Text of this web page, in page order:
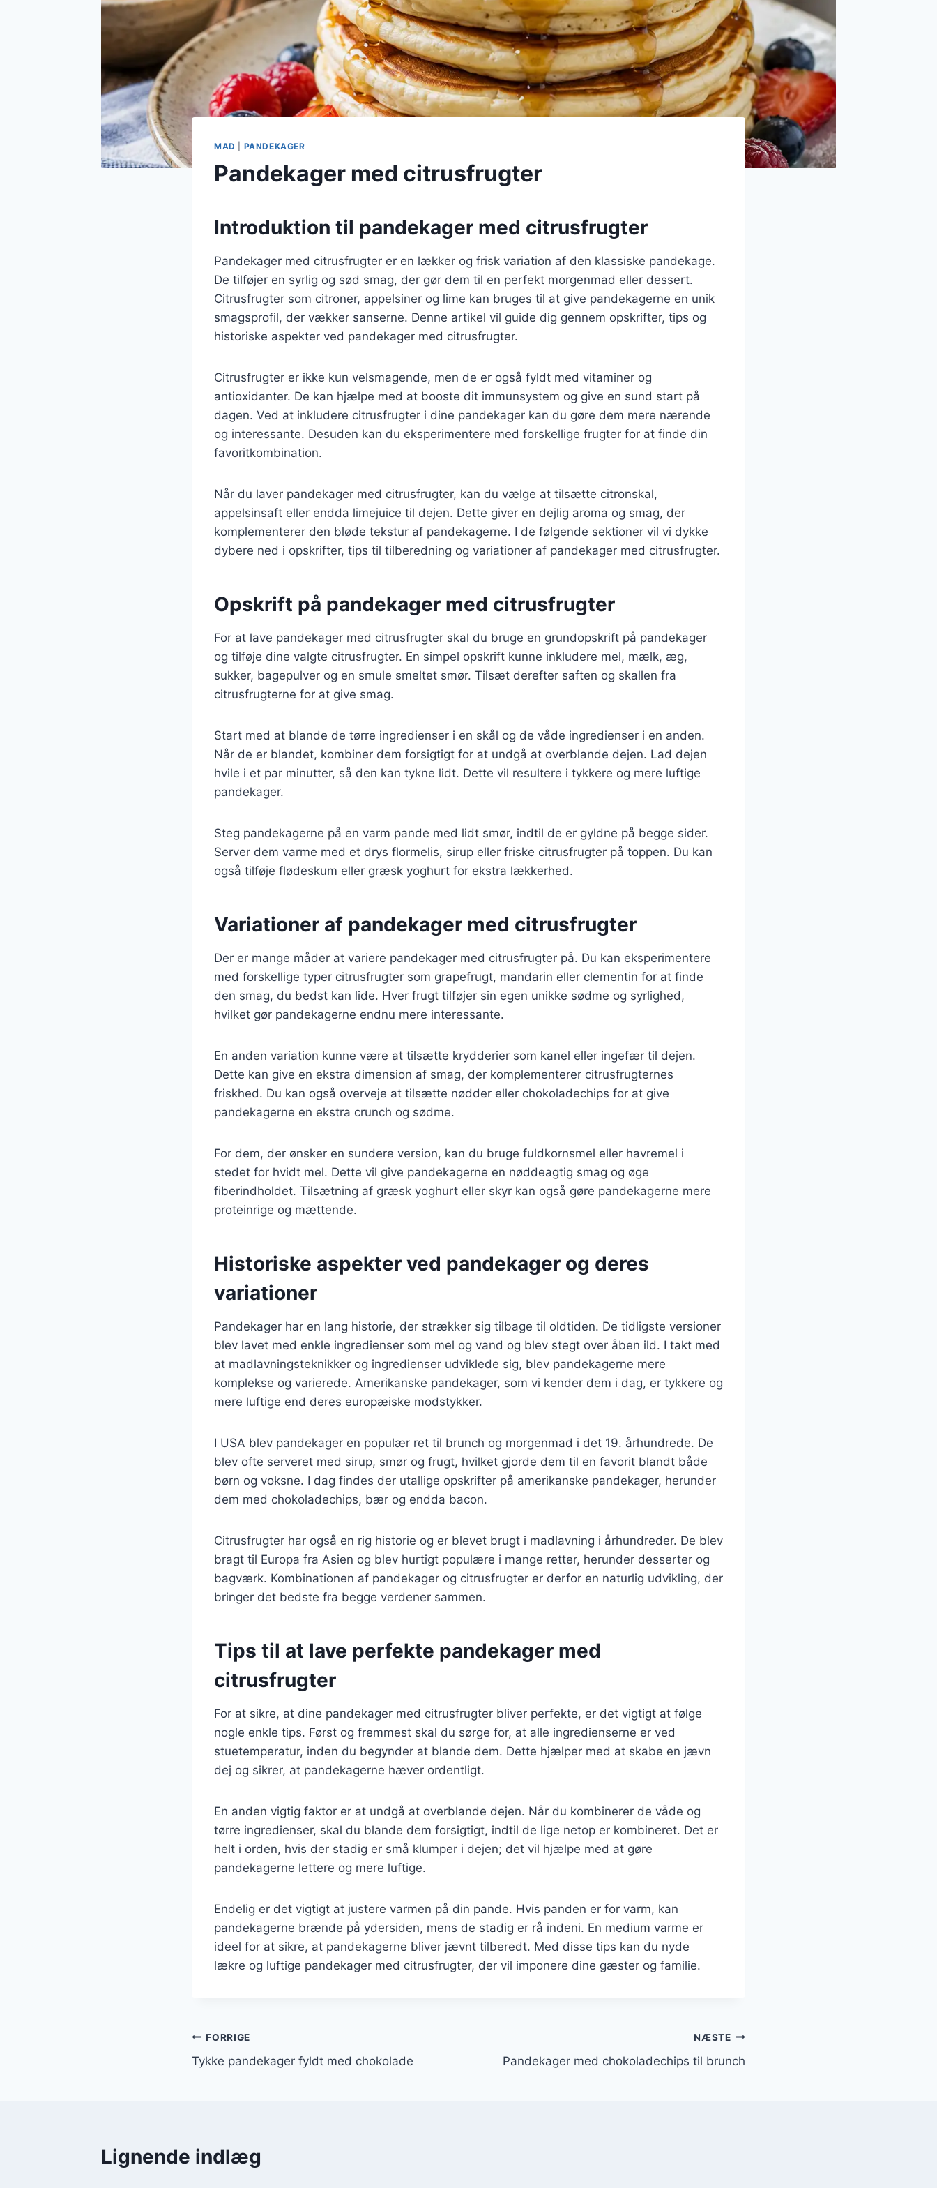
MAD PANDEKAGER
Pandekager med citrusfrugter
Introduktion til pandekager med citrusfrugter
Pandekager med citrusfrugter er en lækker og frisk variation af den klassiske pandekage.
De tilføjer en syrlig og sød smag, der gør dem til en perfekt morgenmad eller dessert.
Citrusfrugter som citroner, appelsiner og lime kan bruges til at give pandekagerne en unik
smagsprofil, der vækker sanserne. Denne artikel vil guide dig gennem opskrifter, tips og
historiske aspekter ved pandekager med citrusfrugter.
Citrusfrugter er ikke kun velsmagende, men de er også fyldt med vitaminer og
antioxidanter. De kan hjælpe med at booste dit immunsystem og give en sund start på
dagen. Ved at inkludere citrusfrugter i dine pandekager kan du gøre dem mere nærende
og interessante. Desuden kan du eksperimentere med forskellige frugter for at finde din
favoritkombination.
Når du laver pandekager med citrusfrugter, kan du vælge at tilsætte citronskal,
appelsinsaft eller endda limejuice til dejen. Dette giver en dejlig aroma og smag, der
komplementerer den bløde tekstur af pandekagerne. I de følgende sektioner vil vi dykke
dybere ned i opskrifter, tips til tilberedning og variationer af pandekager med citrusfrugter.
Opskrift på pandekager med citrusfrugter
For at lave pandekager med citrusfrugter skal du bruge en grundopskrift på pandekager
og tilføje dine valgte citrusfrugter. En simpel opskrift kunne inkludere mel, mælk, æg,
sukker, bagepulver og en smule smeltet smør. Tilsæt derefter saften og skallen fra
citrusfrugterne for at give smag.
Start med at blande de tørre ingredienser i en skål og de våde ingredienser i en anden.
Når de er blandet, kombiner dem forsigtigt for at undgå at overblande dejen. Lad dejen
hvile i et par minutter, så den kan tykne lidt. Dette vil resultere i tykkere og mere luftige
pandekager.
Steg pandekagerne på en varm pande med lidt smør, indtil de er gyldne på begge sider.
Server dem varme med et drys flormelis, sirup eller friske citrusfrugter på toppen. Du kan
også tilføje flødeskum eller græsk yoghurt for ekstra lækkerhed.
Variationer af pandekager med citrusfrugter
Der er mange måder at variere pandekager med citrusfrugter på. Du kan eksperimentere
med forskellige typer citrusfrugter som grapefrugt, mandarin eller clementin for at finde
den smag, du bedst kan lide. Hver frugt tilføjer sin egen unikke sødme og syrlighed,
hvilket gør pandekagerne endnu mere interessante.
En anden variation kunne være at tilsætte krydderier som kanel eller ingefær til dejen.
Dette kan give en ekstra dimension af smag, der komplementerer citrusfrugternes
friskhed. Du kan også overveje at tilsætte nødder eller chokoladechips for at give
pandekagerne en ekstra crunch og sødme.
For dem, der ønsker en sundere version, kan du bruge fuldkornsmel eller havremel i
stedet for hvidt mel. Dette vil give pandekagerne en nøddeagtig smag og øge
fiberindholdet. Tilsætning af græsk yoghurt eller skyr kan også gøre pandekagerne mere
proteinrige og mættende.
Historiske aspekter ved pandekager og deres
variationer
Pandekager har en lang historie, der strækker sig tilbage til oldtiden. De tidligste versioner
blev lavet med enkle ingredienser som mel og vand og blev stegt over åben ild. I takt med
at madlavningsteknikker og ingredienser udviklede sig, blev pandekagerne mere
komplekse og varierede. Amerikanske pandekager, som vi kender dem i dag, er tykkere og
mere luftige end deres europæiske modstykker.
I USA blev pandekager en populær ret til brunch og morgenmad i det 19. århundrede. De
blev ofte serveret med sirup, smør og frugt, hvilket gjorde dem til en favorit blandt både
børn og voksne. I dag findes der utallige opskrifter på amerikanske pandekager, herunder
dem med chokoladechips, bær og endda bacon.
Citrusfrugter har også en rig historie og er blevet brugt i madlavning i århundreder. De blev
bragt til Europa fra Asien og blev hurtigt populære i mange retter, herunder desserter og
bagværk. Kombinationen af pandekager og citrusfrugter er derfor en naturlig udvikling, der
bringer det bedste fra begge verdener sammen.
Tips til at lave perfekte pandekager med
citrusfrugter
For at sikre, at dine pandekager med citrusfrugter bliver perfekte, er det vigtigt at følge
nogle enkle tips. Først og fremmest skal du sørge for, at alle ingredienserne er ved
stuetemperatur, inden du begynder at blande dem. Dette hjælper med at skabe en jævn
dej og sikrer, at pandekagerne hæver ordentligt.
En anden vigtig faktor er at undgå at overblande dejen. Når du kombinerer de våde og
tørre ingredienser, skal du blande dem forsigtigt, indtil de lige netop er kombineret. Det er
helt i orden, hvis der stadig er små klumper i dejen; det vil hjælpe med at gøre
pandekagerne lettere og mere luftige.
Endelig er det vigtigt at justere varmen på din pande. Hvis panden er for varm, kan
pandekagerne brænde på ydersiden, mens de stadig er rå indeni. En medium varme er
ideel for at sikre, at pandekagerne bliver jævnt tilberedt. Med disse tips kan du nyde
lækre og luftige pandekager med citrusfrugter, der vil imponere dine gæster og familie.
Indlægsnavigation
FORRIGE
Tykke pandekager fyldt med chokolade
NÆSTE
Pandekager med chokoladechips til brunch
Lignende indlæg